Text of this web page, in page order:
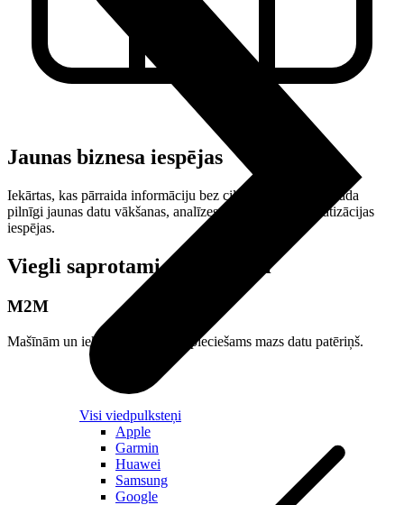
Visi viedpulksteņi
Apple
Garmin
Huawei
Samsung
Google
Jaunas biznesa iespējas
Iekārtas, kas pārraida informāciju bez cilvēka līdzdalības, rada
pilnīgi jaunas datu vākšanas, analīzes un procesu automatizācijas
iespējas.
Viegli saprotamitarifu plāni
M2M
Mašīnām un iekārtām, kurām nepieciešams mazs datu patēriņš.